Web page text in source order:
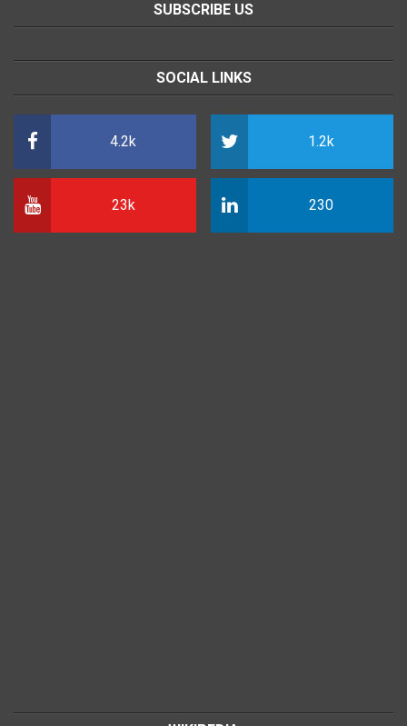
SUBSCRIBE US
SOCIAL LINKS
4.2k 1.2k
23k 230